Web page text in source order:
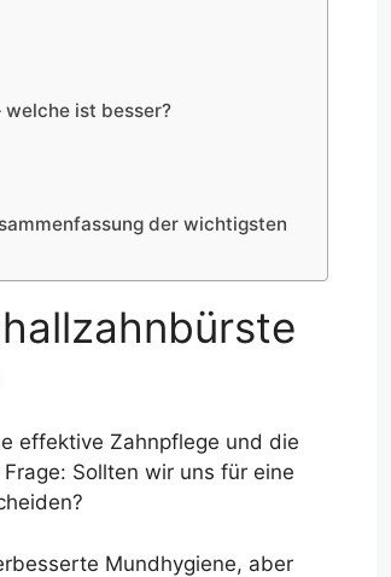
ist besser?
der wichtigsten
effektive Zahnpflege und die
Sollten wir uns für eine
Mundhygiene, aber